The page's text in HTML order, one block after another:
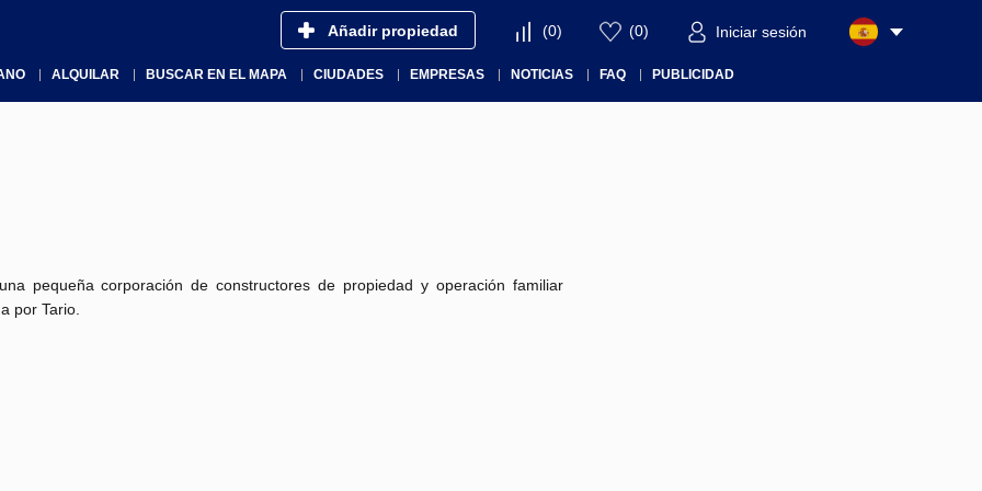
Añadir propiedad (0) (0) Iniciar sesión
ALQUILAR BUSCAR EN EL MAPA CIUDADES EMPRESAS NOTICIAS FAQ PUBLICIDAD
pequeña corporación de constructores de propiedad y operación familiar
por Tario.